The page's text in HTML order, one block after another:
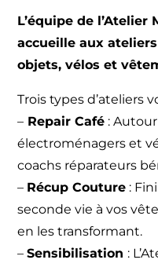
L’équipe de l’Atelier
accueille aux
objets, vélos et
Trois types d’ateliers
–Repair Café: Autour
électroménagers et
coachs réparateurs
– Récup Couture:
seconde vie à vos
en les transformant.
– Sensibilisation :